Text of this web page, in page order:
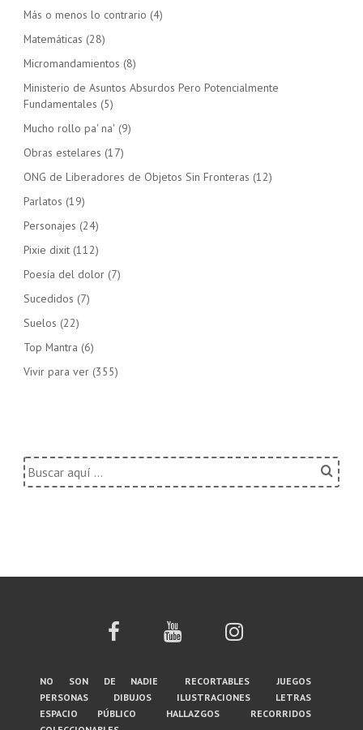
Más o menos lo contrario (4)
Matemáticas (28)
Micromandamientos (8)
Ministerio de Asuntos Absurdos Pero Potencialmente
Fundamentales (5)
Mucho rollo pa' na' (9)
Obras estelares (17)
ONG de Liberadores de Objetos Sin Fronteras (12)
Parlatos (19)
Personajes (24)
Pixie dixit (112)
Poesía del dolor (7)
Sucedidos (7)
Suelos (22)
Top Mantra (6)
Vivir para ver (355)
Buscar
por:
Menú
del
no son de nadie recortables
juegos
personas
dibujos ilustraciones
letras
espacio público
hallazgos
recorridos